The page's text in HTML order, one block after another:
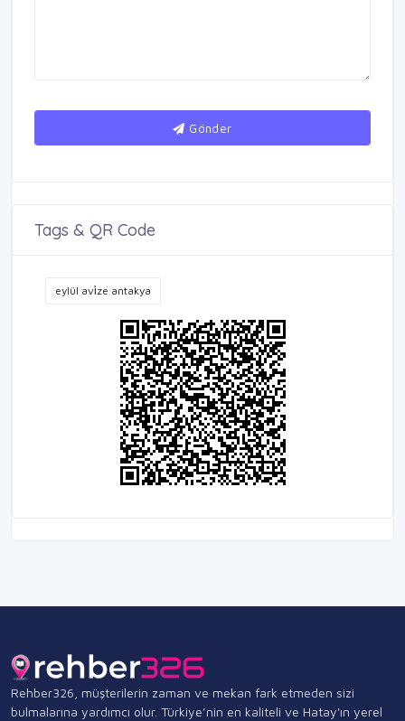
Gönder
Tags & QR Code
eylül avi̇ze antakya
Rehber326, müşterilerin zaman ve mekan fark etmeden sizi
bulmalarına yardımcı olur. Türkiye’nin en kaliteli ve Hatay'ın yerel